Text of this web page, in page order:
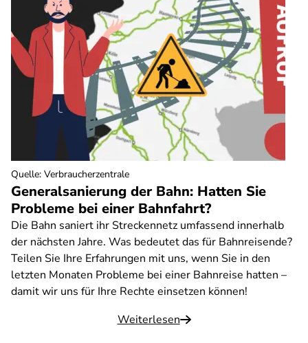
Generalsanierung der Bahn: Hatten Sie
Probleme bei einer Bahnfahrt?
Die Bahn saniert ihr Streckennetz umfassend innerhalb
der nächsten Jahre. Was bedeutet das für Bahnreisende?
Teilen Sie Ihre Erfahrungen mit uns, wenn Sie in den
letzten Monaten Probleme bei einer Bahnreise hatten –
damit wir uns für Ihre Rechte einsetzen können!
Weiterlesen
Quelle: Verbraucherzentrale